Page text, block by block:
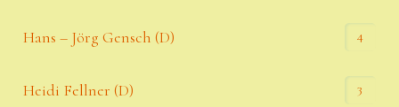
Hans – Jörg Gensch (D) 4
Heidi Fellner (D) 3